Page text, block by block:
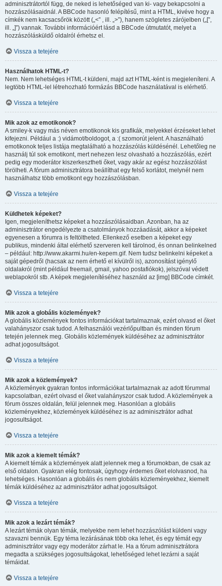
adminisztrátortól függ, de neked is lehetőséged van ki- vagy bekapcsolni a
hozzászólásaidnál. A BBCode hasonló felépítésű, mint a HTML, kivéve hogy a
címkék nem kacsacsőrök között („<” , ill. „>”), hanem szögletes zárójelben („[”,
ill. „]”) vannak. További információért lásd a BBCode útmutatót, melyet a
hozzászólásküldő oldalról érhetsz el.
Vissza a tetejére
Használhatok HTML-t?
Nem. Nem lehetséges HTML-t küldeni, majd azt HTML-ként is megjeleníteni. A
legtöbb HTML-lel létrehozható formázás BBCode használatával is elérhető.
Vissza a tetejére
Mik azok az emotikonok?
A smiley-k vagy más néven emotikonok kis grafikák, melyekkel érzéseket lehet
kifejezni. Például a :) vidámot/boldogot, a :( szomorút jelent. A használható
emotikonok teljes listája megtalálható a hozzászólás küldésénél. Lehetőleg ne
használj túl sok emotikont, mert nehezen lesz olvasható a hozzászólás, ezért
pedig egy moderátor kiszerkesztheti őket, vagy akár az egész hozzászólást
törölheti. A fórum adminisztrátora beállíthat egy felső korlátot, melynél nem
használhatsz több emotikont egy hozzászólásban.
Vissza a tetejére
Küldhetek képeket?
Igen, megjeleníthetsz képeket a hozzászólásaidban. Azonban, ha az
adminisztrátor engedélyezte a csatolmányok hozzáadását, akkor a képeket
egyenesen a fórumra is feltöltheted. Ellenkező esetben a képeket egy
publikus, mindenki által elérhető szerveren kell tárolnod, és onnan belinkelned
– például: http://www.akarmi.hu/en-kepem.gif. Nem tudsz belinkelni képeket a
saját gépedről (hacsak az nem érhető el kívülről is), azonosítást igénylő
oldalakról (mint például freemail, gmail, yahoo postafiókok), jelszóval védett
weblapokról stb. A képek megjelenítéséhez használd az [img] BBCode címkét.
Vissza a tetejére
Mik azok a globális közlemények?
A globális közlemények fontos információkat tartalmaznak, ezért olvasd el őket
valahányszor csak tudod. A felhasználói vezérlőpultban és minden fórum
tetején jelennek meg. Globális közlemények küldéséhez az adminisztrátor
adhat jogosultságot.
Vissza a tetejére
Mik azok a közlemények?
A közlemények gyakran fontos információkat tartalmaznak az adott fórummal
kapcsolatban, ezért olvasd el őket valahányszor csak tudod. A közlemények a
fórum összes oldalán, felül jelennek meg. Hasonlóan a globális
közleményekhez, közlemények küldéséhez is az adminisztrátor adhat
jogosultságot.
Vissza a tetejére
Mik azok a kiemelt témák?
A kiemelt témák a közlemények alatt jelennek meg a fórumokban, de csak az
első oldalon. Gyakran elég fontosak, úgyhogy érdemes őket elolvasnod, ha
lehetséges. Hasonlóan a globális és nem globális közleményekhez, kiemelt
témák küldéséhez az adminisztrátor adhat jogosultságot.
Vissza a tetejére
Mik azok a lezárt témák?
A lezárt témák olyan témák, melyekbe nem lehet hozzászólást küldeni vagy
szavazni bennük. Egy téma lezárásának több oka lehet, és egy témát egy
adminisztrátor vagy egy moderátor zárhat le. Ha a fórum adminisztrátora
megadta a szükséges jogosultságokat, lehetőséged lehet lezárni a saját
témáidat.
Vissza a tetejére